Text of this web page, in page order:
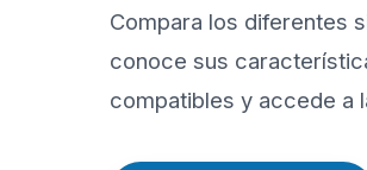
Compara los diferentes
conoce sus
compatibles y accede a